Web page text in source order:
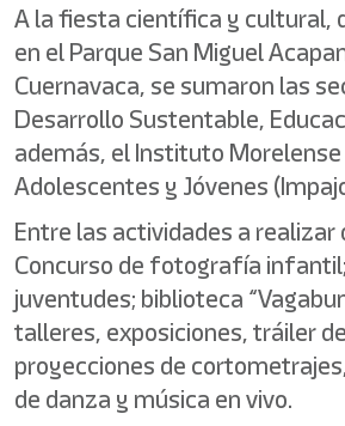
A la fiesta científica y cultural,
en el Parque San Miguel
Cuernavaca, se sumaron las
Desarrollo Sustentable,
además, el Instituto
Adolescentes y Jóvenes
Entre las actividades a realizar
Concurso de fotografía
juventudes; biblioteca
talleres, exposiciones, tráiler
proyecciones de
de danza y música en vivo.